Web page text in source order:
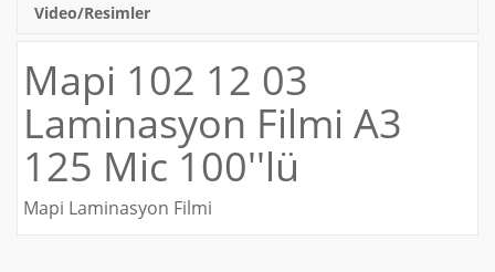
Video/Resimler
Mapi 102 12 03
Laminasyon Filmi A3
125 Mic 100''lü
Mapi Laminasyon Filmi